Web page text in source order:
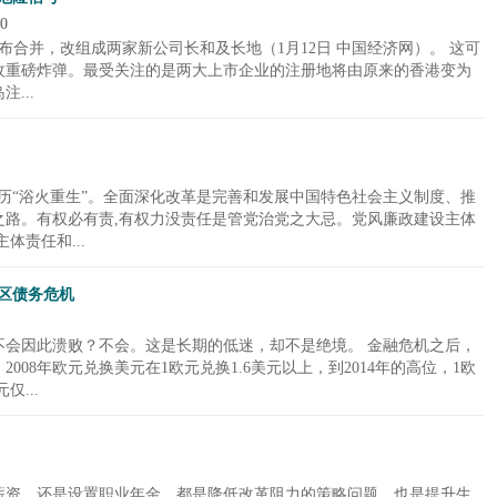
0
合并，改组成两家新公司长和及长地（1月12日 中国经济网）。 这可
磅炸弹。最受关注的是两大上市企业的注册地将由原来的香港变为
注...
“浴火重生”。全面深化改革是完善和发展中国特色社会主义制度、推
。有权必有责,有权力没责任是管党治党之大忌。党风廉政建设主体
体责任和...
债务危机
因此溃败？不会。这是长期的低迷，却不是绝境。 金融危机之后，
年欧元兑换美元在1欧元兑换1.6美元以上，到2014年的高位，1欧
仅...